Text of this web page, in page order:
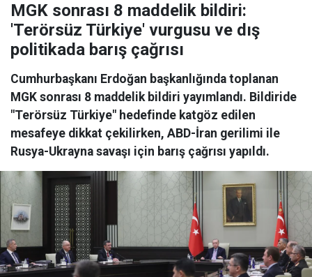
MGK sonrası 8 maddelik bildiri:
'Terörsüz Türkiye' vurgusu ve dış
politikada barış çağrısı
Cumhurbaşkanı Erdoğan başkanlığında toplanan
MGK sonrası 8 maddelik bildiri yayımlandı. Bildiride
"Terörsüz Türkiye" hedefinde katgöz edilen
mesafeye dikkat çekilirken, ABD-İran gerilimi ile
Rusya-Ukrayna savaşı için barış çağrısı yapıldı.